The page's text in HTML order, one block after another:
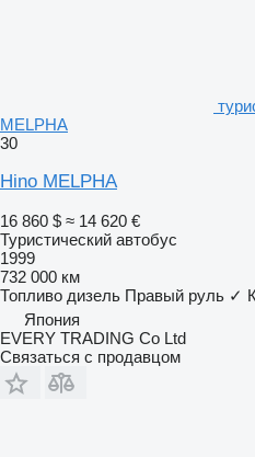
MELPHA
30
Hino MELPHA
16 860 $ ≈ 14 620 €
Туристический автобус
1999
732 000 км
Топливо дизель Правый руль ✓
Япония
EVERY TRADING Co Ltd
Связаться с продавцом